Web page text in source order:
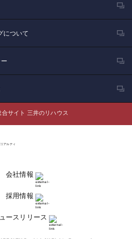
について
合サイト 三井のリハウス
会社情報
採用情報
ースリリース